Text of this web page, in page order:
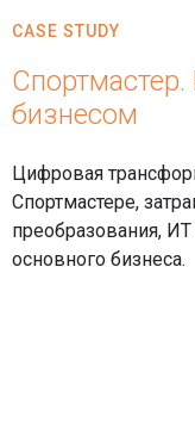
CASE STUDY
бизнесом
Цифровая
Спортмастере,
преобразования,
основного бизнеса.